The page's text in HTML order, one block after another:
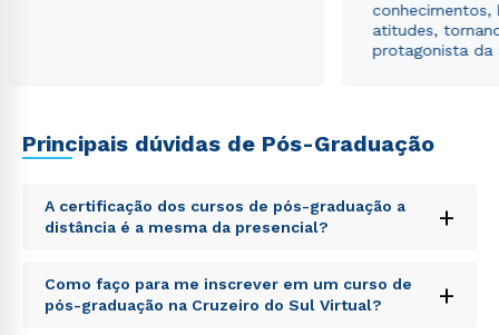
conhecimentos,
atitudes,
protagonista da
Principais dúvidas de Pós-Graduação
A certificação dos cursos de pós-graduação a
distância é a mesma da presencial?
+
Sed ut perspiciatis unde omnis iste natus error sit
voluptatem accusantium doloremque laudantium,
totam rem aperiam, eaque ipsa quae ab illo inventore
Como faço para me inscrever em um curso de
pós-graduação na Cruzeiro do Sul Virtual?
+